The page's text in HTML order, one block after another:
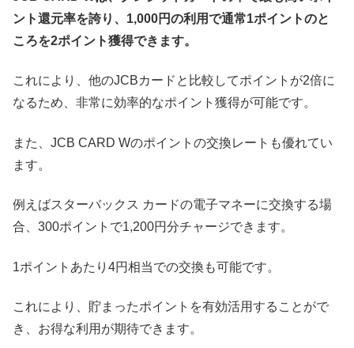
ント還元率を誇り、1,000円の利用で通常1ポイントのと
ころを2ポイント獲得できます。
これにより、他のJCBカードと比較してポイントが2倍に
なるため、非常に効率的なポイント獲得が可能です。
また、JCB CARD Wのポイントの交換レートも優れてい
ます。
例えばスターバックス カードの電子マネーに交換する場
合、300ポイントで1,200円分チャージできます。
1ポイントあたり4円相当での交換も可能です。
これにより、貯まったポイントを有効活用することがで
き、お得な利用が期待できます。